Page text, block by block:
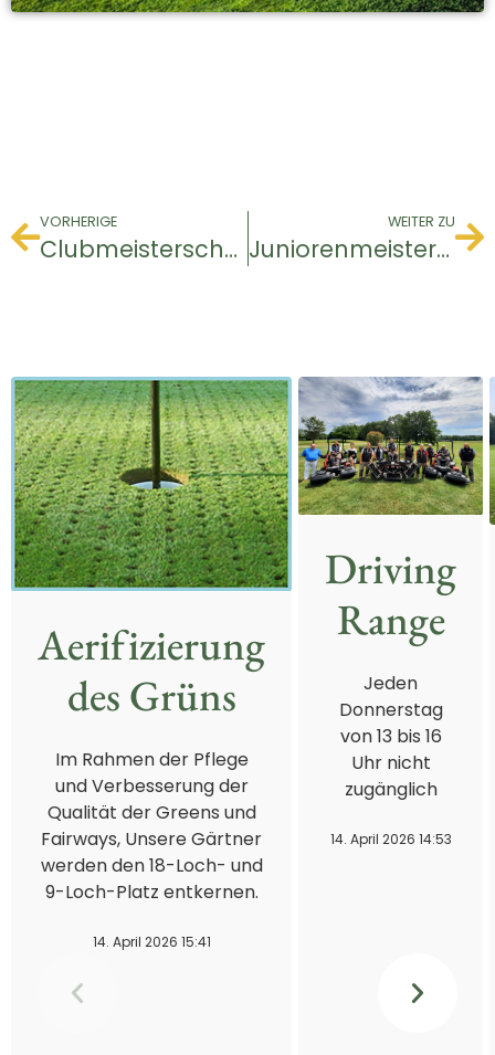
VORHERIGE
Clubmeisterschaft 2023
WEITER ZU
Juniorenmeisterschaft 14-15 Oktober 2023
Aerifizierung
des Grüns
Im Rahmen der Pflege
und Verbesserung der
Qualität der Greens und
Fairways, Unsere Gärtner
werden den 18-Loch- und
9-Loch-Platz entkernen.
14. April 2026 15:41
Driving
Range
Jeden
Donnerstag
von 13 bis 16
Uhr nicht
zugänglich
14. April 2026 14:53